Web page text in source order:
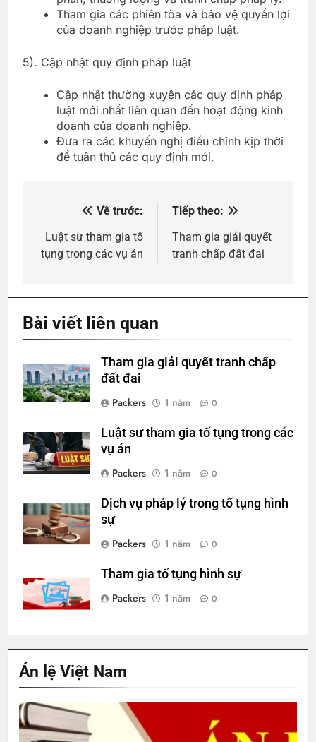
Tham gia các phiên tòa và bảo vệ quyền lợi
của doanh nghiệp trước pháp luật.
5). Cập nhật quy định pháp luật
Cập nhật thường xuyên các quy định pháp
luật mới nhất liên quan đến hoạt động kinh
doanh của doanh nghiệp.
Đưa ra các khuyến nghị điều chỉnh kịp thời
để tuân thủ các quy định mới.
hướng
bài
Về trước:
Luật sư tham gia tố
tụng trong các vụ án
Tiếp theo:
Tham gia giải quyết
tranh chấp đất đai
Bài viết liên quan
Tham gia giải quyết tranh chấp
đất đai
Packers
1 năm 0
Luật sư tham gia tố tụng trong các
vụ án
Packers
1 năm 0
Dịch vụ pháp lý trong tố tụng hình
sự
Packers
1 năm 0
Tham gia tố tụng hình sự
Packers
1 năm 0
Án lệ Việt Nam